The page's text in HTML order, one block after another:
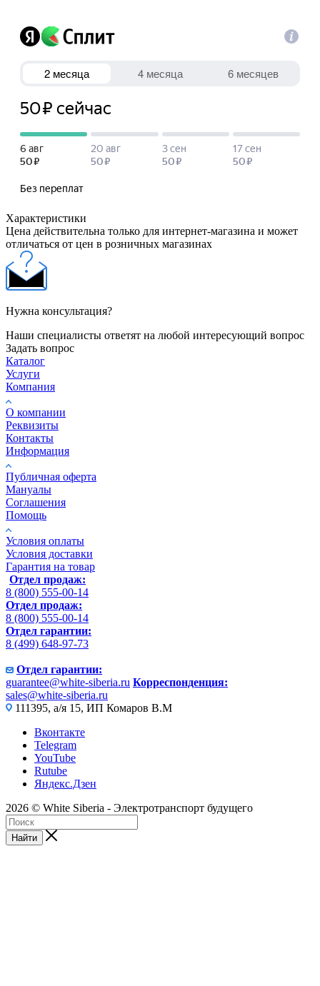
Характеристики
Цена действительна только для интернет-магазина и может
отличаться от цен в розничных магазинах
Нужна консультация?
Наши специалисты ответят на любой интересующий вопрос
Задать вопрос
Каталог
Услуги
Компания
О компании
Реквизиты
Контакты
Информация
Публичная оферта
Мануалы
Соглашения
Помощь
Условия оплаты
Условия доставки
Гарантия на товар
Отдел продаж:
8 (800) 555-00-14
Отдел продаж:
8 (800) 555-00-14
Отдел гарантии:
8 (499) 648-97-73
Отдел гарантии:
guarantee@white-siberia.ru Корреспонденция:
sales@white-siberia.ru
111395, а/я 15, ИП Комаров В.М
Вконтакте
Telegram
YouTube
Rutube
Яндекс.Дзен
2026 © White Siberia - Электротранспорт будущего
Найти